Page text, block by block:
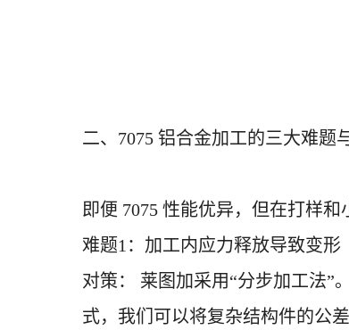
二、7075 铝合金加工的三大难题
即便 7075 性能优异，但在打样和
难题1：加工内应力释放导致变形
对策：
莱图加采用“分步加工法”
式，我们可以将复杂结构件的公差